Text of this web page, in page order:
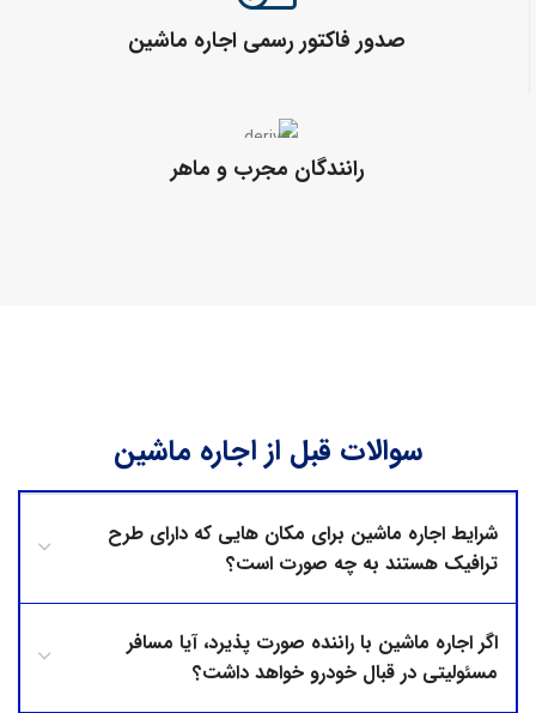
صدور فاکتور رسمی اجاره ماشین
رانندگان مجرب و ماهر
سوالات قبل از اجاره ماشین
شرایط اجاره ماشین برای مکان هایی که دارای طرح
ترافیک هستند به چه صورت است؟
اگر اجاره ماشین با راننده صورت پذیرد، آیا مسافر
مسئولیتی در قبال خودرو خواهد داشت؟